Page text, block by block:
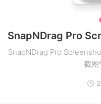
SnapNDrag Pro
截图